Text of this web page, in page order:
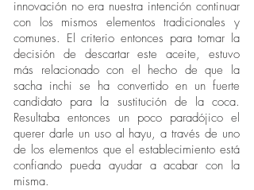
innovación no era nuestra intención continuar
con los mismos elementos tradicionales y
comunes. El criterio entonces para tomar la
decisión de descartar este aceite, estuvo
más relacionado con el hecho de que la
sacha inchi se ha convertido en un fuerte
candidato para la sustitución de la coca.
Resultaba entonces un poco paradójico el
querer darle un uso al hayu, a través de uno
de los elementos que el establecimiento está
confiando pueda ayudar a acabar con la
misma.